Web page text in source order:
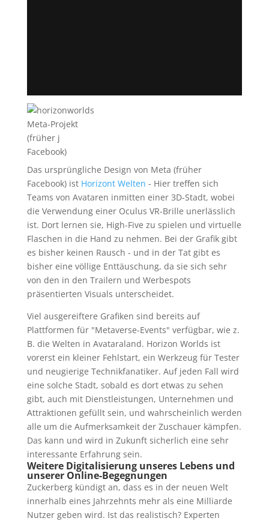
Meta-Projekt
(früher j
Facebook)
Das ursprüngliche Design von Meta (früher
Facebook) ist Horizont Welten - Hier treffen sich
Teams von Avataren inmitten einer 3D-Stadt, wobei
die Verwendung einer Oculus VR-Brille unerlässlich
ist. Dort lernen sie, High-Five zu spielen und virtuelle
Flaschen in die Hand zu nehmen. Bei der Grafik gibt
es bisher keinen Rausch - und in der Tat gibt es
bisher eine völlige Enttäuschung, da sie sich sehr
von den in den Trailern und Werbespots
präsentierten Visuals unterscheidet.
Viel ausgereiftere Grafiken sind bereits auf
Plattformen für "Metaverse-Events" verfügbar, wie z.
B. die Welten in Avataraland. Horizon Worlds ist
vorerst ein kleiner Fehlstart, ein Werkzeug für Tester
und neugierige Technikfanatiker. Auf jeden Fall wird
eine solche Stadt, sobald es dort etwas zu sehen
gibt, auch mit Dienstleistungen, Unternehmen und
Attraktionen gefüllt sein, und wahrscheinlich werden
alle um die Aufmerksamkeit der Zuschauer kämpfen.
Das kann und wird in Zukunft sicherlich eine sehr
interessante Erfahrung sein.
Weitere Digitalisierung unseres Lebens und
unserer Online-Begegnungen
Zuckerberg kündigt an, dass es in der neuen Welt
innerhalb eines Jahrzehnts mehr als eine Milliarde
Nutzer geben wird. Ist das realistisch? Experten